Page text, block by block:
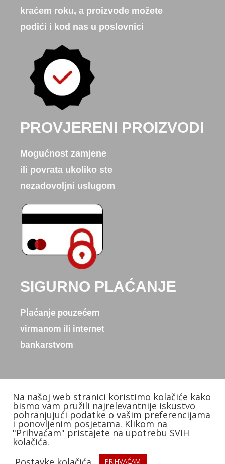
kraćem roku, a proizvode možete
podići i kod nas u poslovnici
PROVJERENI PROIZVODI
Mogućnost zamjene
ili povrata ukoliko ste
nezadovoljni uslugom
SIGURNO PLAĆANJE
Plaćanje pouzećem
virmanom ili internet
bankarstvom
Copyright © 2026. Donum d.o.o.
Izradio: KB Studios
Na našoj web stranici koristimo kolačiće kako
bismo vam pružili najrelevantnije iskustvo
pohranjujući podatke o vašim preferencijama
i ponovljenim posjetama. Klikom na
"Prihvaćam" pristajete na upotrebu SVIH
kolačića.
PRIHVAĆAM